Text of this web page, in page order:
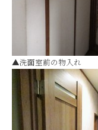
▲洗面室前の物入れ